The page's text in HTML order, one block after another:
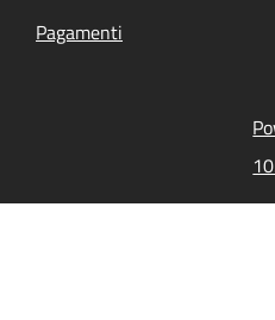
Pagamenti